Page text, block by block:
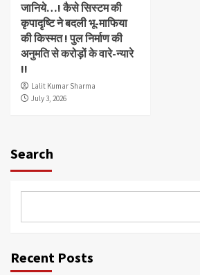
जानिये…! कैसे सिस्टम की
कृपादृष्टि ने बदली भू-माफिया
की किस्मत ! पुल निर्माण की
अनुमति से करोड़ों के वारे-न्यारे
!!
Lalit Kumar Sharma
July 3, 2026
Search
Recent Posts